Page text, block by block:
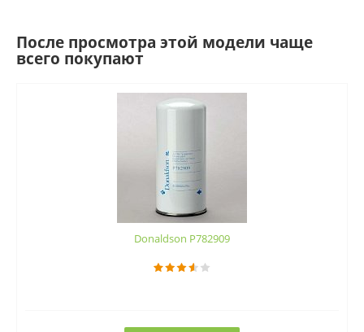
После просмотра этой модели чаще
всего покупают
Donaldson P782909